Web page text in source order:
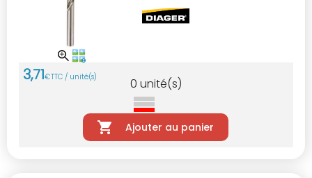
3,71€TTC / unité(s) 0 unité(s)
Ajouter au panier